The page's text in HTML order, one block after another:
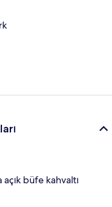
açık büfe kahvaltı